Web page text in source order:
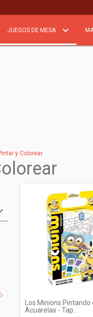
JUEGOS DE MESA
y Colorear
Los Minions Pintando
Acuarelas - Tap...